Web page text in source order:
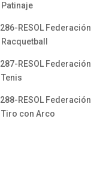
RESOL Federación
RESOL Federación
RESOL Federación
con Arco